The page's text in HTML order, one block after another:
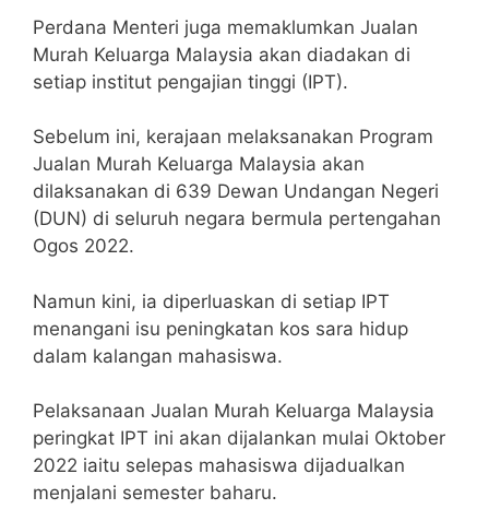
Perdana Menteri juga memaklumkan Jualan
Murah Keluarga Malaysia akan diadakan di
setiap institut pengajian tinggi (IPT).
Sebelum ini, kerajaan melaksanakan Program
Jualan Murah Keluarga Malaysia akan
dilaksanakan di 639 Dewan Undangan Negeri
(DUN) di seluruh negara bermula pertengahan
Ogos 2022.
Namun kini, ia diperluaskan di setiap IPT
menangani isu peningkatan kos sara hidup
dalam kalangan mahasiswa.
Pelaksanaan Jualan Murah Keluarga Malaysia
peringkat IPT ini akan dijalankan mulai Oktober
2022 iaitu selepas mahasiswa dijadualkan
menjalani semester baharu.